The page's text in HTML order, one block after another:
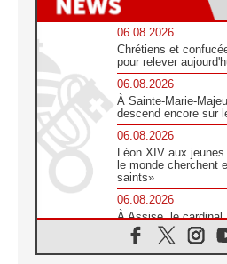
06.08.2026
Chrétiens et
pour relever
06.08.2026
À Sainte-Marie-
descend encore sur
06.08.2026
Léon XIV aux
le monde cherchent
saints»
06.08.2026
À Assise, le cardinal
«les chrétiens
06.08.2026